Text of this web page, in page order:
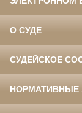
О СУДЕ
СУДЕЙСКОЕ
НОРМАТИВНЫЕ